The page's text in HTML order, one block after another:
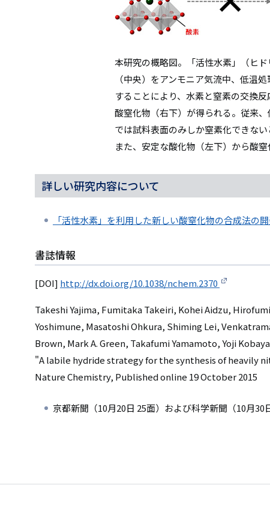
本研究の概略図。「活性水素」（ヒ
（中央）をアンモニア気流中、低温処
することにより、水素と窒素の交換
酸窒化物（右下）が得られる。従来
では試料表面のみしか窒素化できない
また、安定な酸化物（左下）から酸窒
詳しい研究内容について
「活性水素」を利用した新しい酸窒化物の合成法の
書誌情報
[DOI] http://dx.doi.org/10.1038/nchem.2370
Takeshi Yajima, Fumitaka Takeiri, Kohei Aidzu,
Yoshimune, Masatoshi Ohkura, Shiming Lei,
Brown, Mark A. Green, Takafumi Yamamoto, Yoji
"A labile hydride strategy for the synthesis of heavily
Nature Chemistry, Published online 19 October 2015
京都新聞（10月20日 25面）および科学新聞（10月30